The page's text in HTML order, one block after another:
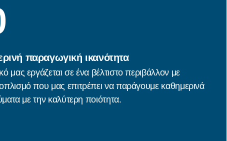
παραγωγική ικανότητα
μας εργάζεται σε ένα βέλτιστο περιβάλλον με
που μας επιτρέπει να παράγουμε καθημερινά
με την καλύτερη ποιότητα.